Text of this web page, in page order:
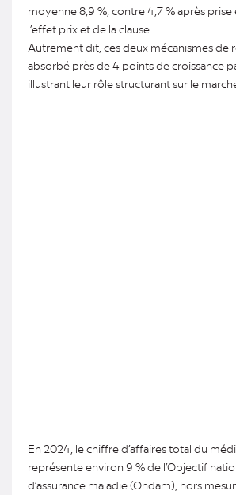
moyenne 8,9 %, contre 4,7 % après
l’effet prix et de la clause.
Autrement dit, ces deux mécanismes de
absorbé près de 4 points de croissance
illustrant leur rôle structurant sur le
En 2024, le chiffre d’affaires total du
représente environ 9 % de l’Objectif
d’assurance maladie (Ondam), hors